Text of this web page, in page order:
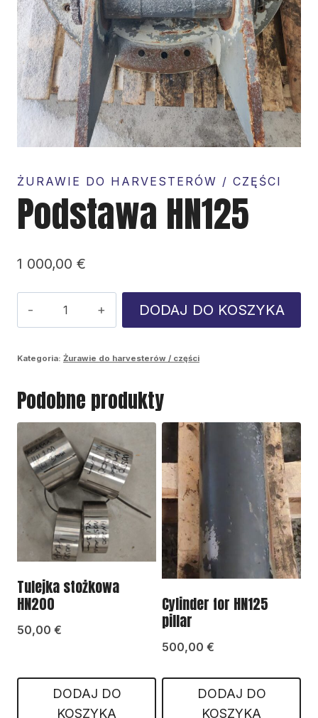
ŻURAWIE DO HARVESTERÓW / CZĘŚCI
Podstawa HN125
1 000,00 €
Podstawa
DODAJ DO KOSZYKA
Kategoria: Żurawie do harvesterów / części
Podobne produkty
Tulejka stożkowa
HN200
50,00 €
DODAJ DO
KOSZYKA
Cylinder for HN125
pillar
500,00 €
DODAJ DO
KOSZYKA